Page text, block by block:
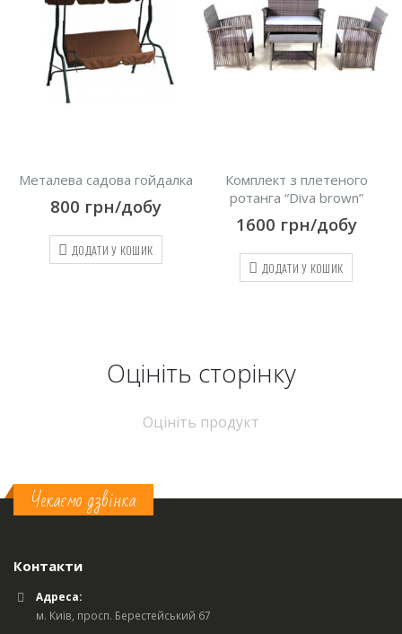
Комплект з плетеного
ротанга “Diva brown”
грн/добу
ДОДАТИ У КОШИК
Крісло з плетеного ротанга
“Diva black”
400 грн/добу
ДОДАТИ У КОШИК
Оцініть cторінку
Оцініть продукт
Чекаємо дзвінка
Контакти
Адреса:
м. Київ, просп. Берестейський 67